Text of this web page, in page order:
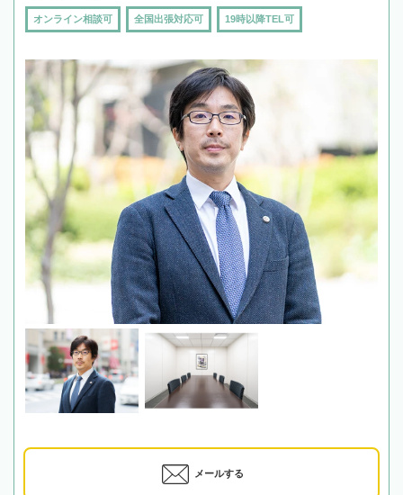
オンライン相談可 全国出張対応可 19時以降TEL可
メールする